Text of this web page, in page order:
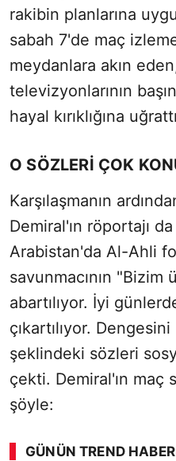
rakibin planlarına
sabah 7'de maç
meydanlara akın
televizyonlarının
hayal kırıklığına
O SÖZLERİ ÇOK
Karşılaşmanın
Demiral'ın röportajı
Arabistan'da Al-Ahli
savunmacının
abartılıyor. İyi
çıkartılıyor.
şeklindeki sözleri
çekti. Demiral'ın maç
şöyle:
GÜNÜN TREND